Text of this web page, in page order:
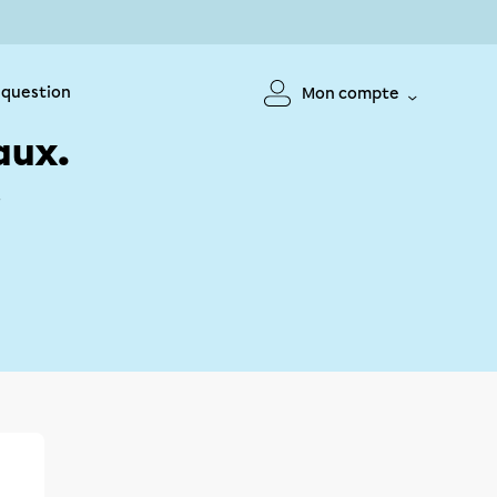
Mon compte